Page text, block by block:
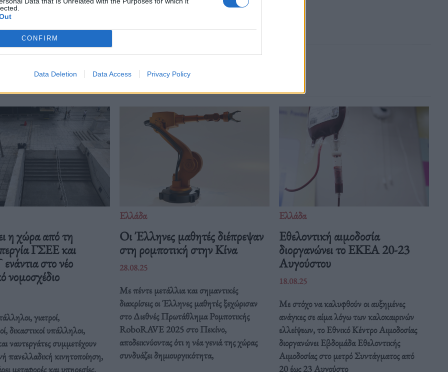
CONFIRM
Data Deletion Data Access Privacy Policy
γέννησης,Μωρό
Δείτε επίσης
η χώρα από τη
ΓΣΕΕ και
στο νέο
νομοσχέδιο
γιατροί,
δικαστικοί υπάλληλοι,
ναυτεργάτες συμμετέχουν
πανελλαδική κινητοποίηση,
μεταφορές και υπηρεσίες.
Ελλάδα
Οι Έλληνες μαθητές διέπρεψαν
στη ρομποτική στην Κίνα
28.08.25
Με πέντε μετάλλια και σημαντικές
διακρίσεις οι Έλληνες μαθητές ξεχώρισαν
στο Διεθνές Πρωτάθλημα Ρομποτικής
RoboRAVE 2025 στο Πεκίνο,
αποδεικνύοντας ότι η νέα γενιά της χώρας
συνδυάζει δημιουργικότητα,
Ελλάδα
Eθελοντική αιμοδοσία
διοργανώνει το ΕΚΕΑ 20-23
Αυγούστου
18.08.25
Με στόχο να καλυφθούν οι αυξημένες
ανάγκες σε αίμα λόγω των καλοκαιρινών
ελλείψεων, το Εθνικό Κέντρο Αιμοδοσίας
διοργανώνει Εβδομάδα Εθελοντικής
Αιμοδοσίας στο μετρό Συντάγματος από
20 έως 23 Αυγούστο